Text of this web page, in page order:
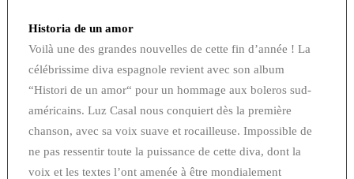
Historia de un amor
Voilà une des grandes nouvelles de cette fin d’année ! La
célébrissime diva espagnole revient avec son album
“Histori de un amor“ pour un hommage aux boleros sud-
américains. Luz Casal nous conquiert dès la première
chanson, avec sa voix suave et rocailleuse. Impossible de
ne pas ressentir toute la puissance de cette diva, dont la
voix et les textes l’ont amenée à être mondialement